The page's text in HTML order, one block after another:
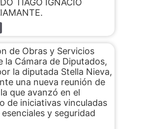
TIAGO IGNACIO
de Obras y Servicios
la Cámara de Diputados,
la diputada Stella Nieva,
una nueva reunión de
que avanzó en el
de iniciativas vinculadas
y seguridad